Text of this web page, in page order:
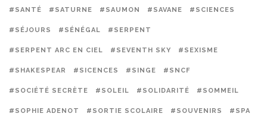
#SANTÉ #SATURNE #SAUMON #SAVANE #SCIENCES
#SÉJOURS #SÉNÉGAL #SERPENT
#SERPENT ARC EN CIEL #SEVENTH SKY #SEXISME
#SHAKESPEAR #SICENCES #SINGE #SNCF
#SOCIÉTÉ SECRÈTE #SOLEIL #SOLIDARITÉ #SOMMEIL
#SOPHIE ADENOT #SORTIE SCOLAIRE #SOUVENIRS #SPA